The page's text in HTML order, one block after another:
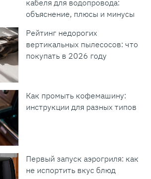
кабеля для водопровода:
объяснение, плюсы и минусы
Рейтинг недорогих
вертикальных пылесосов: что
покупать в 2026 году
Как промыть кофемашину:
инструкции для разных типов
Первый запуск аэрогриля: как
не испортить вкус блюд